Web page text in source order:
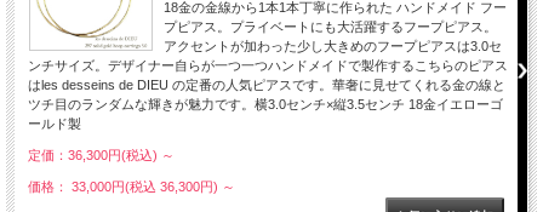
18金の金線から1本1本丁寧に作られた ハンドメイド フー
プピアス。プライベートにも大活躍するフープピアス。
アクセントが加わった少し大きめのフープピアスは3.0セ
ンチサイズ。デザイナー自らが一つ一つハンドメイドで製作するこちらのピアス
はles desseins de DIEU の定番の人気ピアスです。華奢に見せてくれる金の線と
ツチ目のランダムな輝きが魅力です。横3.0センチ×縦3.5センチ 18金イエローゴ
ールド製
定価：36,300円(税込) ～
価格： 33,000円(税込 36,300円) ～